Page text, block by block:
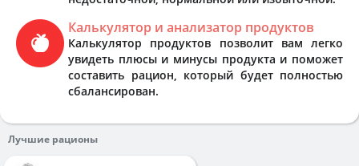
Калькулятор и анализатор продуктов
Калькулятор продуктов позволит вам легко
увидеть плюсы и минусы продукта и поможет
составить рацион, который будет полностью
сбалансирован.
Лучшие рационы